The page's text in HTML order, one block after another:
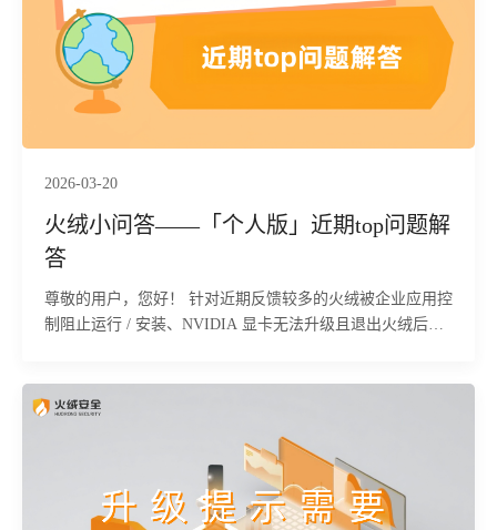
2026-03-20
火绒小问答——「个人版」近期top问题解
答
尊敬的用户，您好！ 针对近期反馈较多的火绒被企业应用控
制阻止运行 / 安装、NVIDIA 显卡无法升级且退出火绒后恢